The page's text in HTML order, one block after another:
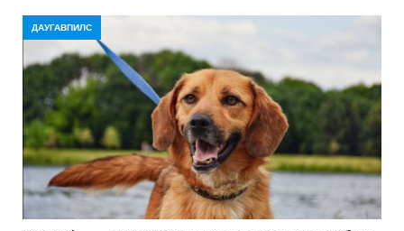
ДАУГАВПИЛС